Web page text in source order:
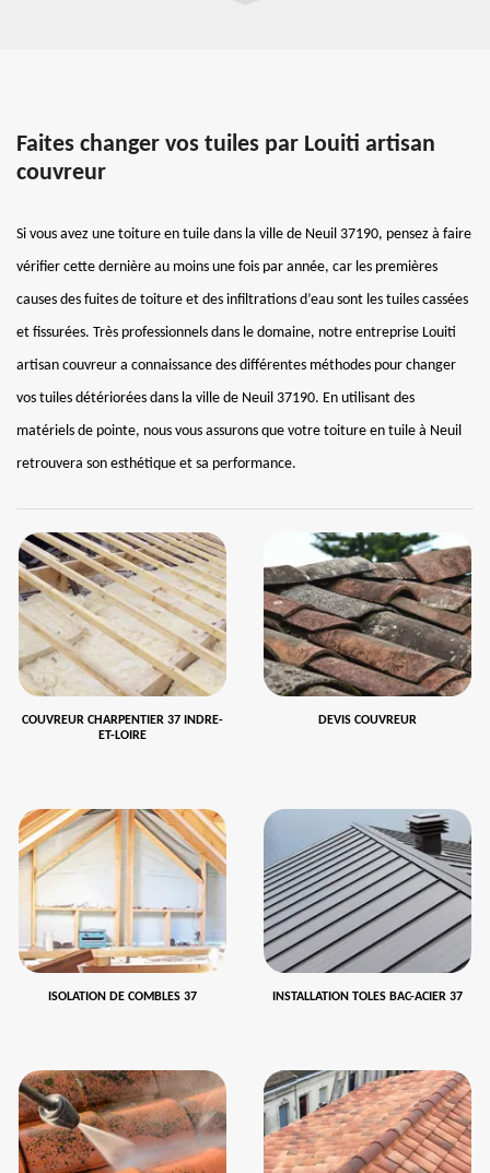
Faites changer vos tuiles par Louiti artisan
couvreur
Si vous avez une toiture en tuile dans la ville de Neuil 37190, pensez à faire
vérifier cette dernière au moins une fois par année, car les premières
causes des fuites de toiture et des infiltrations d’eau sont les tuiles cassées
et fissurées. Très professionnels dans le domaine, notre entreprise Louiti
artisan couvreur a connaissance des différentes méthodes pour changer
vos tuiles détériorées dans la ville de Neuil 37190. En utilisant des
matériels de pointe, nous vous assurons que votre toiture en tuile à Neuil
retrouvera son esthétique et sa performance.
COUVREUR CHARPENTIER 37 INDRE-
ET-LOIRE
DEVIS COUVREUR
ISOLATION DE COMBLES 37 INSTALLATION TOLES BAC-ACIER 37